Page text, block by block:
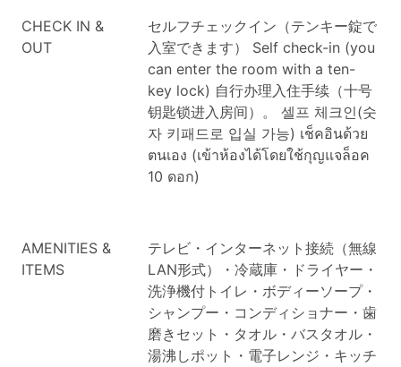
CHECK IN &
OUT
セルフチェックイン（テンキー錠で
入室できます）
Self check-in (you
can enter the room with a ten-
key lock) 自行办理入住手续（十号
钥匙锁进入房间）。
셀프 체크인(숫
자 키패드로 입실 가능) เช็คอินด้วย
ตนเอง (เข้าห้องได้โดยใช้กุญแจล็อค
10 ดอก)
AMENITIES &
ITEMS
テレビ・インターネット接続（無線
LAN形式）・冷蔵庫・ドライヤー・
洗浄機付トイレ・ボディーソープ・
シャンプー・コンディショナー・歯
磨きセット・タオル・バスタオル・
湯沸しポット・電子レンジ・キッチ